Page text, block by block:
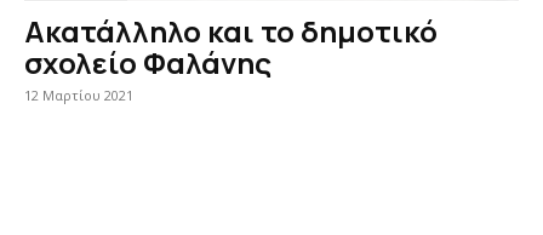
Ακατάλληλο και το δημοτικό
σχολείο Φαλάνης
12 Μαρτίου 2021